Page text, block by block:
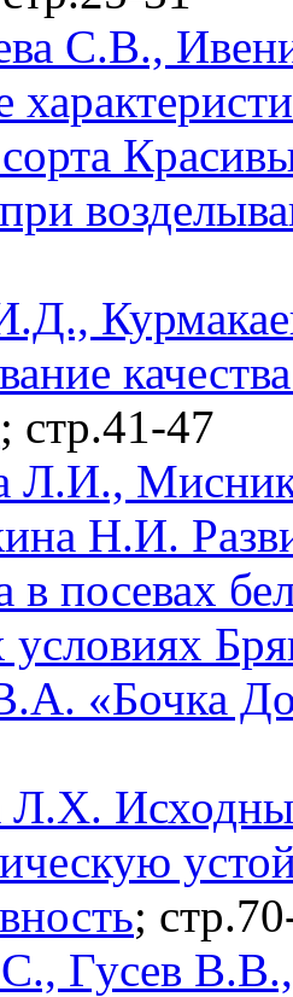
С.В.,
; стр.41-47
Л.И.,
Н.И.
в посевах
«Бочка
Л.Х.
;
Гусев